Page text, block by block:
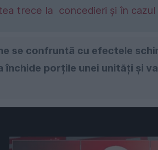
trece la concedieri și în
se confruntă cu efectele
închide porțile unei unități și